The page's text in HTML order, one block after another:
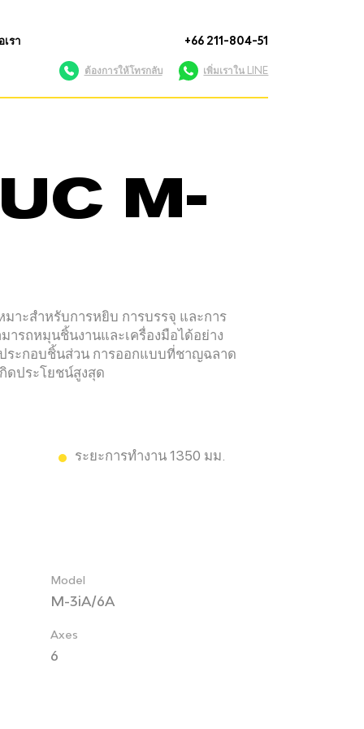
รา +66 211-804-51
ต้องการให้โทรกลับ เพิ่มเราใน LINE
M-
าะสำหรับการหยิบ การบรรจุ และการ
รถหมุนชิ้นงานและเครื่องมือได้อย่าง
ระกอบชิ้นส่วน การออกแบบที่ชาญฉลาด
ดประโยชน์สูงสุด
ระยะการทำงาน 1350 มม.
Model
M-3iA/6A
Axes
6